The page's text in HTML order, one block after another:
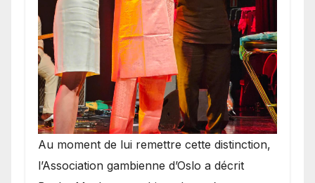
​Au moment de lui remettre cette distinction,
l’Association gambienne d’Oslo a décrit